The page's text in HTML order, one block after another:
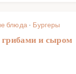
блюда· Бургеры
грибами и сыром